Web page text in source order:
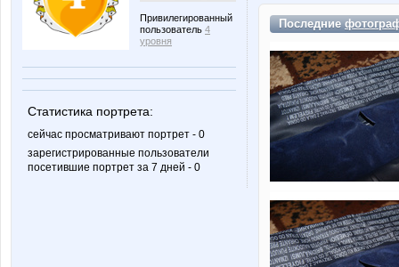
Привилегированный
пользователь 4
уровня
Статистика портрета:
сейчас просматривают портрет - 0
зарегистрированные пользователи
посетившие портрет за 7 дней - 0
Последние